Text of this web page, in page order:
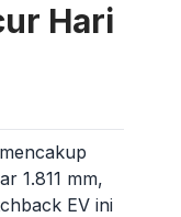
Hari
1.811 mm,
EV ini